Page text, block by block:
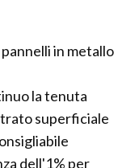
in metallo
la tenuta
superficiale
dell'1% per